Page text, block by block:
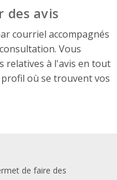
des avis
courriel accompagnés
Vous
relatives à l'avis en tout
où se trouvent vos
de faire des